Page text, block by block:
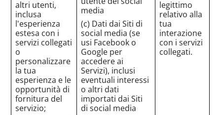
altri utenti,
inclusa
l'esperienza
estesa con i
servizi collegati
o
personalizzare
la tua
esperienza e le
opportunità di
fornitura del
servizio;
media
(c) Dati dai Siti di
social media (se
usi Facebook o
Google per
accedere ai
Servizi), inclusi
eventuali interessi
o altri dati
importati dai Siti
di social media
legittimo
relativo alla
tua
interazione
con i servizi
collegati.